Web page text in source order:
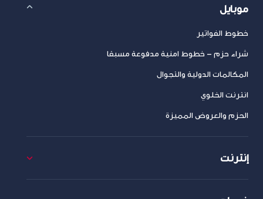
موبايل
خطوط الفواتير
شراء حزم – خطوط امنية مدفوعة مسبقا
المكالمات الدولية والتجوال
انترنت الخلوي
الحزم والعروض المميزة
إنترنت